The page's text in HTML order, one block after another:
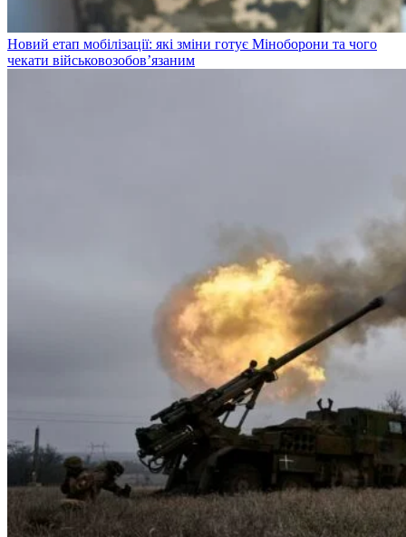
Новий етап мобілізації: які зміни готує Міноборони та чого
чекати військовозобов’язаним